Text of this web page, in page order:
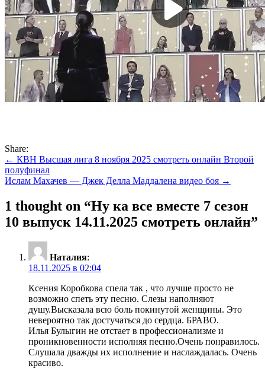
Share:
Навигация
по
← КВН Высшая лига 8 ноября 2025 смотреть онлайн Второй
полуфинал
Ислам Махачев — Джек Делла Маддалена видео боя →
1 thought on “Ну ка все вместе 7 сезон
10 выпуск 14.11.2025 смотреть онлайн”
Наталия:
18.11.2025 в 02:04
Ксения Коробкова спела так , что лучше просто не
возможно спеть эту песню. Слезы наполняют
душу.Высказала всю боль покинутой женщины. Это
невероятно так достучаться до сердца. БРАВО.
Илья Булыгин не отстает в профессионализме и
проникновенности исполняя песню.Очень понравилось.
Слушала дважды их исполнение и наслаждалась. Очень
красиво.